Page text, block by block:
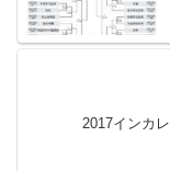
2017インカ